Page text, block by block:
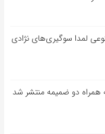
لمدا سوگیری‌های نژادی
همراه دو ضمیمه منتشر شد